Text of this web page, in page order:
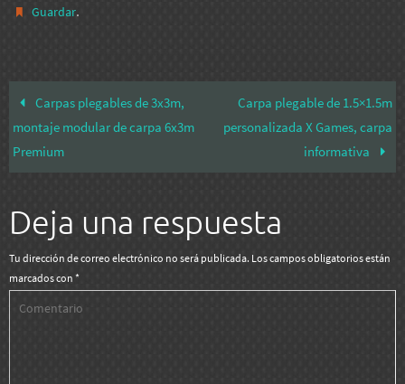
Guardar.
Carpas plegables de 3x3m,
montaje modular de carpa 6x3m
Premium
Carpa plegable de 1.5×1.5m
personalizada X Games, carpa
informativa
Deja una respuesta
Tu dirección de correo electrónico no será publicada. Los campos obligatorios están
marcados con *